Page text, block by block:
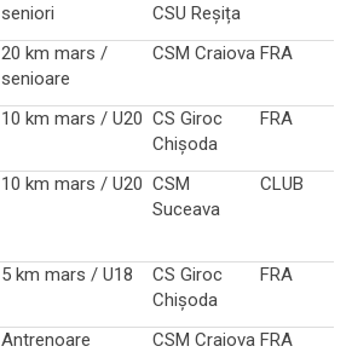
seniori
CSU Reșița
20 km mars /
senioare
CSM Craiova FRA
10 km mars / U20 CS Giroc
Chișoda
FRA
10 km mars / U20 CSM
Suceava
CLUB
5 km mars / U18
CS Giroc
Chișoda
FRA
Antrenoare CSM Craiova FRA